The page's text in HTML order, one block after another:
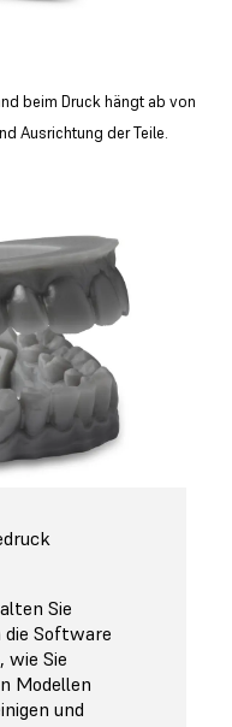
beim Druck hängt ab von
Ausrichtung der Teile.
Sie
Software
wie Sie
Modellen
und